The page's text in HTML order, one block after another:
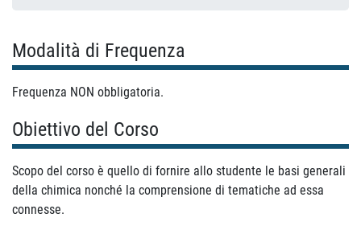
Modalità di Frequenza
Frequenza NON obbligatoria.
Obiettivo del Corso
Scopo del corso è quello di fornire allo studente le basi generali
della chimica nonché la comprensione di tematiche ad essa
connesse.